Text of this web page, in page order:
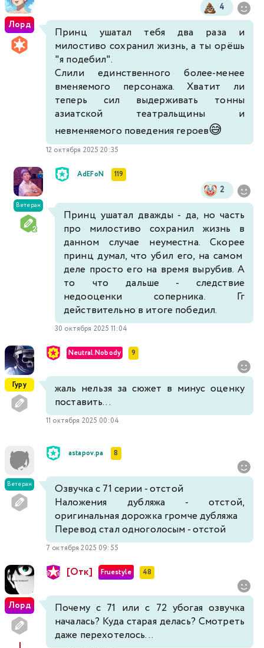
Лорд
4
Принц ушатал тебя два раза и
милостиво сохранил жизнь, а ты орёшь
"я подебил".
Слили единственного более-менее
вменяемого персонажа. Хватит ли
теперь сил выдерживать тонны
азиатской театральщины и
невменяемого поведения героев😅
12 октября 2025 20:35
Ветеран
AdEFoN 119
2
Принц ушатал дважды - да, но часть
про милостиво сохранил жизнь в
данном случае неуместна. Скорее
принц думал, что убил его, на самом
деле просто его на время вырубив. А
то что дальше - следствие
недооценки соперника. Гг
действительно в итоге победил.
30 октября 2025 11:04
Гуру
Neutral.Nobody 9
жаль нельзя за сюжет в минус оценку
поставить...
11 октября 2025 00:04
Ветеран
astapov.pa 8
Озвучка с 71 серии - отстой
Наложения дубляжа - отстой,
оригинальная дорожка громче дубляжа
Перевод стал одноголосым - отстой
7 октября 2025 09:55
Лорд
[Отк] Fruestyle 48
Почему с 71 или с 72 убогая озвучка
началась? Куда старая делась? Смотреть
даже перехотелось...